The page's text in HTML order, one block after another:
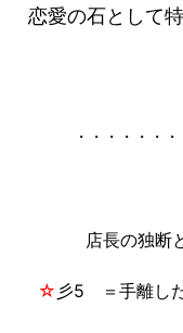
恋愛の石として
・・・・・・
店長の独断
☆ 彡5 ＝手離し